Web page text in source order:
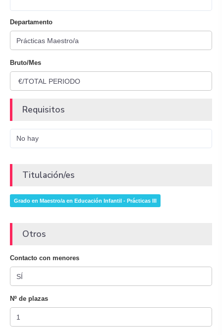
Departamento
Bruto/Mes
Requisitos
No hay
Titulación/es
Grado en Maestro/a en Educación Infantil - Prácticas III
Otros
Contacto con menores
Nº de plazas